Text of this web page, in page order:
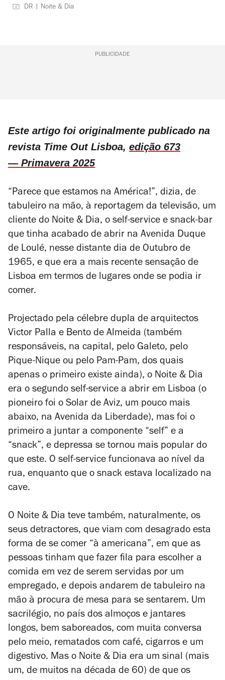
DR | Noite & Dia
PUBLICIDADE
Este artigo foi originalmente publicado na
revista Time Out Lisboa, edição 673
— Primavera 2025
“Parece que estamos na América!”, dizia, de
tabuleiro na mão, à reportagem da televisão, um
cliente do Noite & Dia, o self-service e snack-bar
que tinha acabado de abrir na Avenida Duque
de Loulé, nesse distante dia de Outubro de
1965, e que era a mais recente sensação de
Lisboa em termos de lugares onde se podia ir
comer.
Projectado pela célebre dupla de arquitectos
Victor Palla e Bento de Almeida (também
responsáveis, na capital, pelo Galeto, pelo
Pique-Nique ou pelo Pam-Pam, dos quais
apenas o primeiro existe ainda), o Noite & Dia
era o segundo self-service a abrir em Lisboa (o
pioneiro foi o Solar de Aviz, um pouco mais
abaixo, na Avenida da Liberdade), mas foi o
primeiro a juntar a componente “self” e a
“snack”, e depressa se tornou mais popular do
que este. O self-service funcionava ao nível da
rua, enquanto que o snack estava localizado na
cave.
O Noite & Dia teve também, naturalmente, os
seus detractores, que viam com desagrado esta
forma de se comer “à americana”, em que as
pessoas tinham que fazer fila para escolher a
comida em vez de serem servidas por um
empregado, e depois andarem de tabuleiro na
mão à procura de mesa para se sentarem. Um
sacrilégio, no país dos almoços e jantares
longos, bem saboreados, com muita conversa
pelo meio, rematados com café, cigarros e um
digestivo. Mas o Noite & Dia era um sinal (mais
um, de muitos na década de 60) de que os